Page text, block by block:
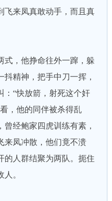
飞来凤真敢动手，而且真
，他挣命往外一蹿，躲
精神，把手中刀一挥，
：“快放箭，射死这个奸
，他的同伴被杀得乱
经鲍家四虎训练有素，
来凤冲散，他们竟不溃
的人群结聚为两队。扼住
。